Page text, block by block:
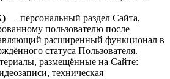
— персональный раздел Сайта,
пользователю после
расширенный функционал в
статуса Пользователя.
размещённые на Сайте:
техническая